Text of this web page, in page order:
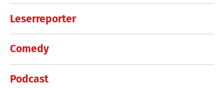
Leserreporter
Comedy
Podcast